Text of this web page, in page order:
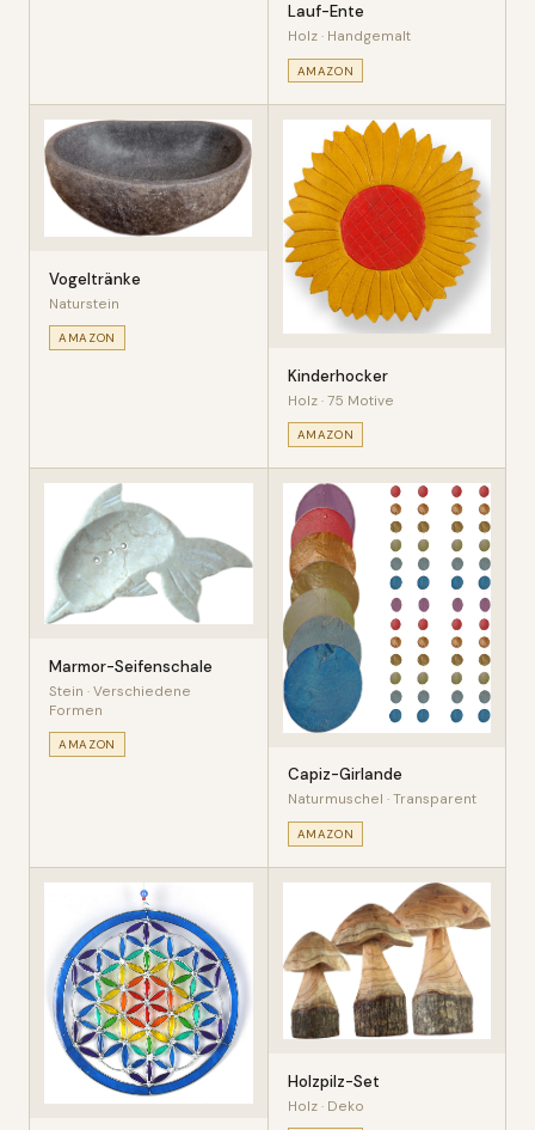
Lauf-Ente
Holz · Handgemalt
AMAZON
Vogeltränke
Naturstein
AMAZON
Kinderhocker
Holz · 75 Motive
AMAZON
Marmor-Seifenschale
Stein · Verschiedene
Formen
AMAZON
Capiz-Girlande
Naturmuschel · Transparent
AMAZON
Holzpilz-Set
Holz · Deko